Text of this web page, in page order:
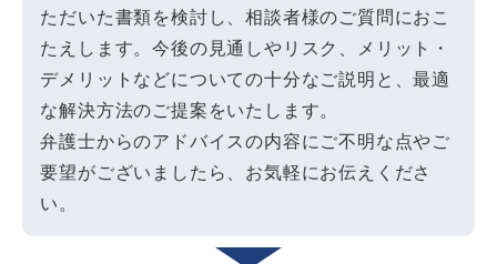
ただいた書類を検討し、相談者様のご質問におこ
たえします。今後の見通しやリスク、メリット・
デメリットなどについての十分なご説明と、最適
な解決方法のご提案をいたします。
弁護士からのアドバイスの内容にご不明な点やご
要望がございましたら、お気軽にお伝えくださ
い。